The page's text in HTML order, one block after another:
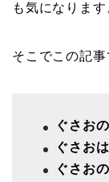
も気になります
そこでこの記事
ぐさお
ぐさお
ぐさお